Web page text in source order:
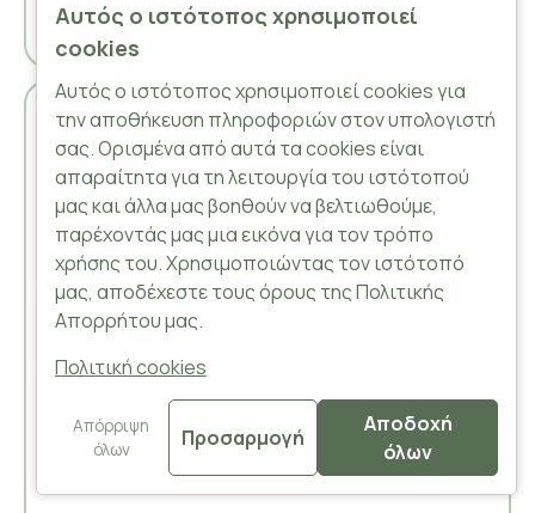
Αυτός ο ιστότοπος χρησιμοποιεί
cookies
Αυτός ο ιστότοπος χρησιμοποιεί cookies για
την αποθήκευση πληροφοριών στον υπολογιστή
σας. Ορισμένα από αυτά τα cookies είναι
απαραίτητα για τη λειτουργία του ιστότοπού
μας και άλλα μας βοηθούν να βελτιωθούμε,
παρέχοντάς μας μια εικόνα για τον τρόπο
χρήσης του. Χρησιμοποιώντας τον ιστότοπό
μας, αποδέχεστε τους όρους της Πολιτικής
Απορρήτου μας.
Πολιτική cookies
Απόρριψη
όλων
Προσαρμογή
Αποδοχή
όλων